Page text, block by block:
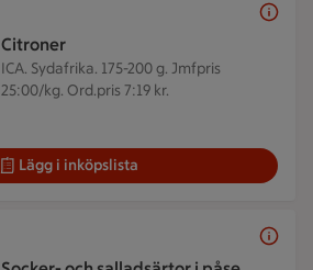
Citroner
ICA. Sydafrika. 175-200 g. Jmfpris
25:00/kg. Ord.pris 7:19 kr.
Lägg i inköpslista